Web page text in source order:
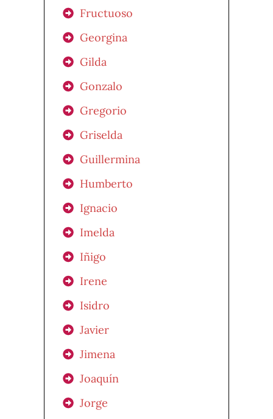
Fructuoso
Georgina
Gilda
Gonzalo
Gregorio
Griselda
Guillermina
Humberto
Ignacio
Imelda
Iñigo
Irene
Isidro
Javier
Jimena
Joaquín
Jorge